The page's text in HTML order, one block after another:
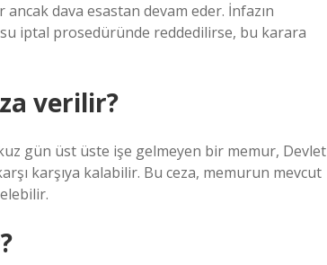
dava esastan devam eder. İnfazın
iptal prosedüründe reddedilirse, bu karara
verilir?
gün üst üste işe gelmeyen bir memur, Devlet
karşıya kalabilir. Bu ceza, memurun mevcut